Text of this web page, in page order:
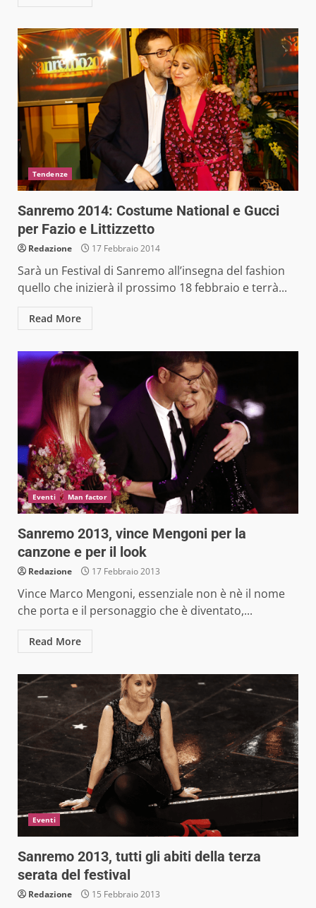
Tendenze
Sanremo 2014: Costume National e Gucci
per Fazio e Littizzetto
Redazione 17 Febbraio 2014
Sarà un Festival di Sanremo all’insegna del fashion
quello che inizierà il prossimo 18 febbraio e terrà...
Read More
Eventi Man factor
Sanremo 2013, vince Mengoni per la
canzone e per il look
Redazione 17 Febbraio 2013
Vince Marco Mengoni, essenziale non è nè il nome
che porta e il personaggio che è diventato,...
Read More
Eventi
Sanremo 2013, tutti gli abiti della terza
serata del festival
Redazione 15 Febbraio 2013